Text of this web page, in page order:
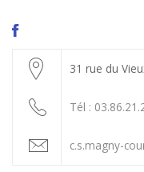
31 rue du
Tél :
c.s.magny-